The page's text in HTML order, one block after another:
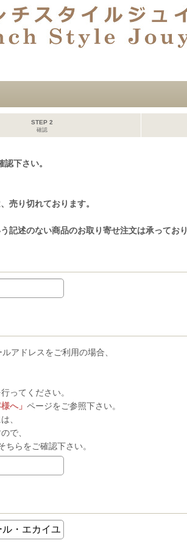
STEP 2
確認
下さい。
売り切れております。
記述のない商品のお取り寄せ注文は承っており
アドレスをご利用の場合、
ってください。
へ」 ページをご参照下さい。
、
で、
らをご確認下さい。